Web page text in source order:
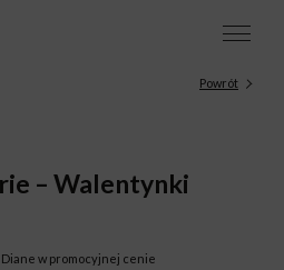
Powrót
– Walentynki
w promocyjnej cenie